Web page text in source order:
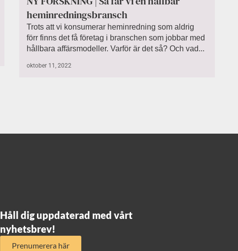
heminredningsbransch
Trots att vi konsumerar heminredning som aldrig
förr finns det få företag i branschen som jobbar med
hållbara affärsmodeller. Varför är det så? Och vad...
oktober 11, 2022
Håll dig uppdaterad med vårt
nyhetsbrev!
Prenumerera här